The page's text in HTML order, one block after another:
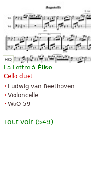
La Lettre à Élise
Cello duet
Ludwig van Beethoven
Violoncelle
WoO 59
Tout voir (549)